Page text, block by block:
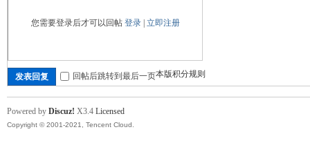
您需要登录后才可以回帖 登录| 立即注册
本版积分规则
发表回复 回帖后跳转到最后一页
Powered by Discuz! X3.4 Licensed
Copyright © 2001-2021, Tencent Cloud.